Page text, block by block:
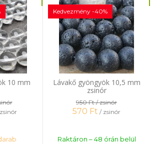
10 mm
Lávakő gyöngyök 10,5 mm
zsinór
Kedvezmény -40%
950 Ft/ zsinór
570 Ft / zsinór
Raktáron – 48 órán belül